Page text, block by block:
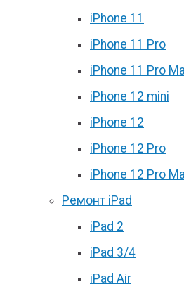
iPhone 11
iPhone 11 Pro
iPhone 11 Pro
iPhone 12 mini
iPhone 12
iPhone 12 Pro
iPhone 12 Pro
Ремонт iPad
iPad 2
iPad 3/4
iPad Air